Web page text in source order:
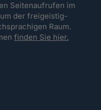
Seitenaufrufen im
der freigeistig-
Raum.
finden Sie hier.